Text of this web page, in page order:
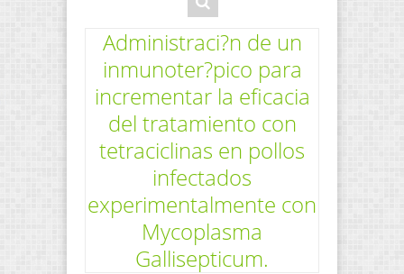
Administraci?n de un
inmunoter?pico para
incrementar la eficacia
del tratamiento con
tetraciclinas en pollos
infectados
experimentalmente con
Mycoplasma
Gallisepticum.